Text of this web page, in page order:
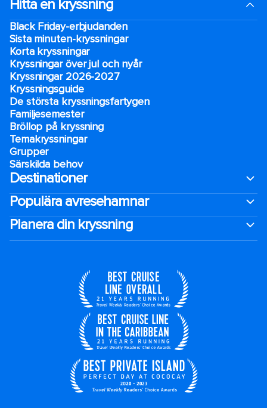
Hitta en kryssning
Black Friday-erbjudanden
Sista minuten-kryssningar
Korta kryssningar
Kryssningar över jul och nyår
Kryssningar 2026-2027
Kryssningsguide
De största kryssningsfartygen
Familjesemester
Bröllop på kryssning
Temakryssningar
Grupper
Särskilda behov
Destinationer
Populära avresehamnar
Planera din kryssning